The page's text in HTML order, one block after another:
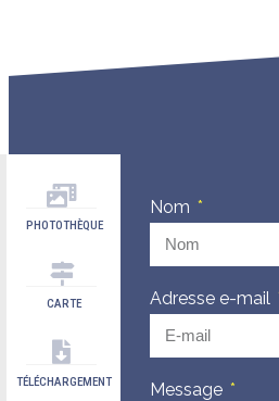
PHOTOTHÈQUE
CARTE
TÉLÉCHARGEMENT
Nom
Adresse e-mail
Message